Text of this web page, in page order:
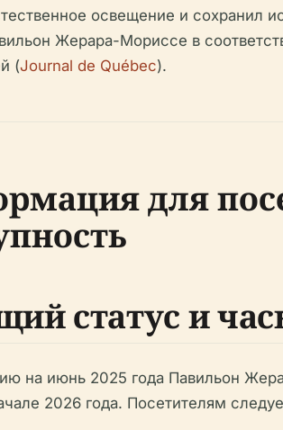
освещение и сохранил
Жерара-Мориссе в
(Journal de Québec).
для
статус и
на июнь 2025 года Павильон
2026 года. Посетителям